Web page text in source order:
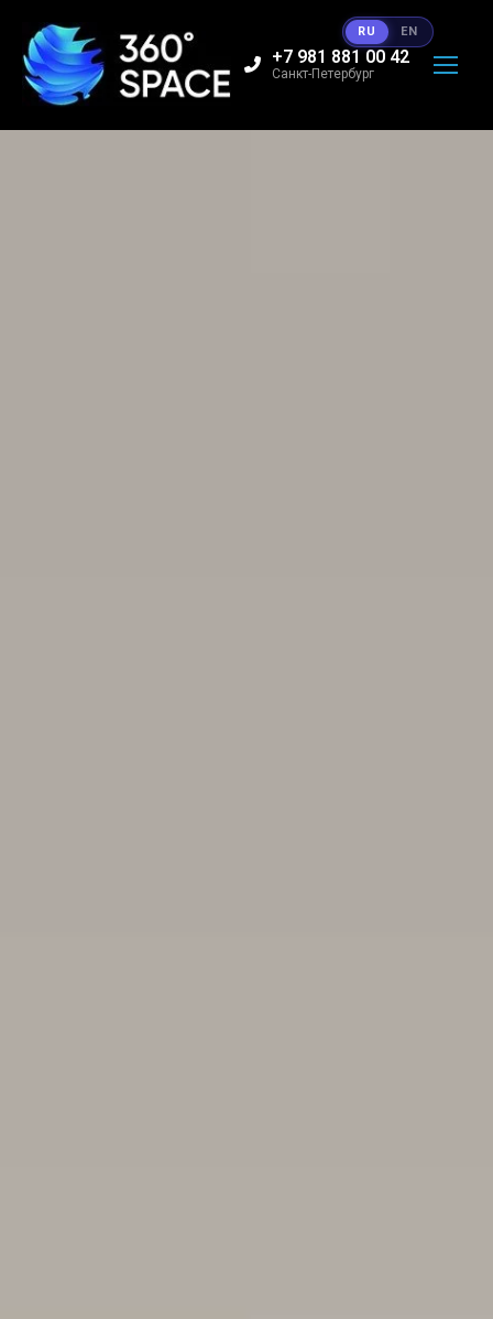
+7 981 881 00 42
Санкт-Петербург
RU EN